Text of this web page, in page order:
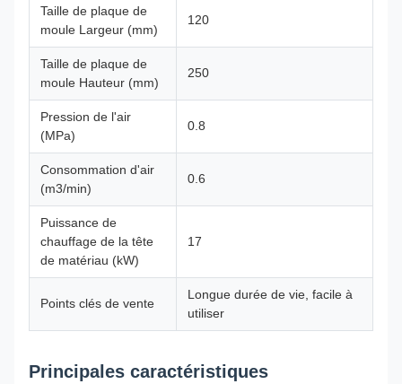
Taille de plaque de
moule Largeur (mm)
120
Taille de plaque de
moule Hauteur (mm)
250
Pression de l'air
(MPa)
0.8
Consommation d'air
(m3/min)
0.6
Puissance de
chauffage de la tête
de matériau (kW)
17
Points clés de vente
Longue durée de vie, facile à
utiliser
Principales caractéristiques